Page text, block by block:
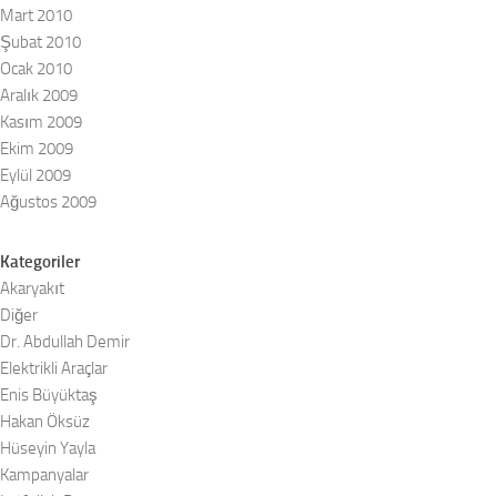
Mart 2010
Şubat 2010
Ocak 2010
Aralık 2009
Kasım 2009
Ekim 2009
Eylül 2009
Ağustos 2009
Kategoriler
Akaryakıt
Diğer
Dr. Abdullah Demir
Elektrikli Araçlar
Enis Büyüktaş
Hakan Öksüz
Hüseyin Yayla
Kampanyalar